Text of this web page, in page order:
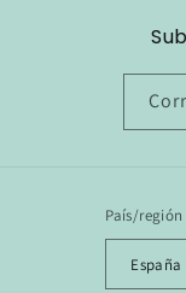
País/región